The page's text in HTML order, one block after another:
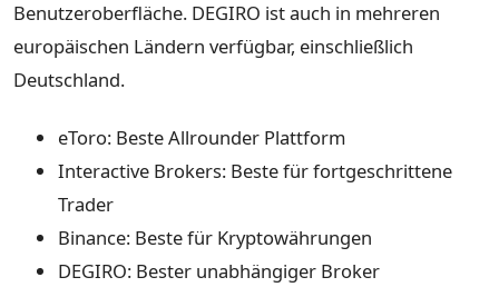
Benutzeroberfläche. DEGIRO ist auch in mehreren
europäischen Ländern verfügbar, einschließlich
Deutschland.
eToro: Beste Allrounder Plattform
Interactive Brokers: Beste für fortgeschrittene
Trader
Binance: Beste für Kryptowährungen
DEGIRO: Bester unabhängiger Broker